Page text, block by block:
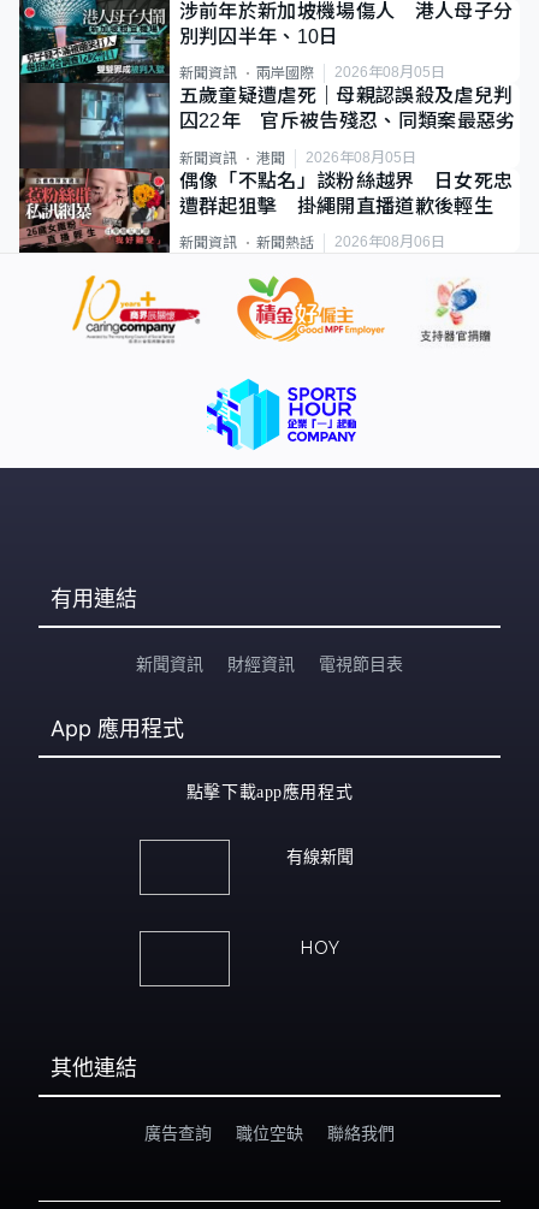
涉前年於新加坡機場傷人 港人母子分
別判囚半年、10日
新聞資訊 兩岸國際 2026年08月05日
五歲童疑遭虐死｜母親認誤殺及虐兒判
囚22年 官斥被告殘忍、同類案最惡劣
新聞資訊 港聞 2026年08月05日
偶像「不點名」談粉絲越界 日女死忠
遭群起狙擊 掛繩開直播道歉後輕生
新聞資訊 新聞熱話 2026年08月06日
有用連結
新聞資訊 財經資訊 電視節目表
App 應用程式
點擊下載app應用程式
有線新聞
HOY
其他連結
廣告查詢 職位空缺 聯絡我們